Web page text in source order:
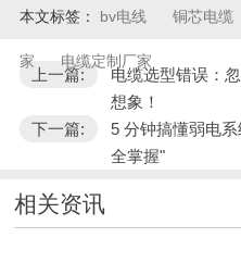
本文标签： bv电线 铜芯电缆
家 电缆定制厂家
上一篇:
电缆选型错误：
想象！
下一篇:
5 分钟搞懂弱电
全掌握"
相关资讯